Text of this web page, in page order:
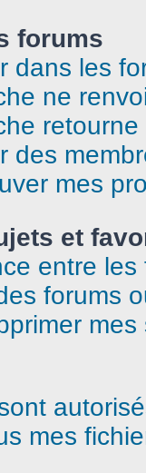
forums
dans les
ne
des
mes
et
entre
forums
mes